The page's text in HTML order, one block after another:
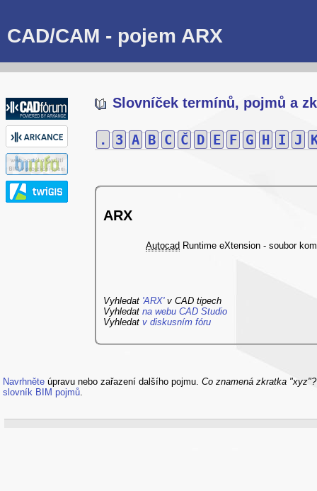
CAD/CAM - pojem ARX
Slovníček termínů, pojmů a
. 3 A B C Č D E F G H I J
ARX
Autocad Runtime eXtension - soubor
Vyhledat 'ARX'v CAD tipech
Vyhledat na webu CAD Studio
Vyhledat v diskusním fóru
Navrhněte úpravu nebo zařazení dalšího pojmu. Co znamená zkratka
slovník BIM pojmů